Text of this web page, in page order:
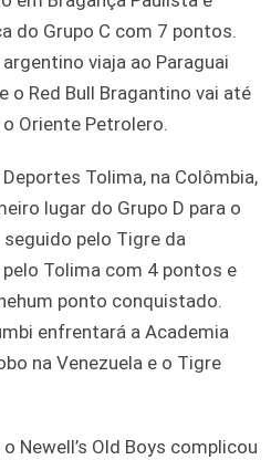
do Grupo C com 7 pontos.
viaja ao Paraguai
o Red Bull Bragantino vai até
Oriente Petrolero.
Tolima, na Colômbia,
lugar do Grupo D para o
pelo Tigre da
Tolima com 4 pontos e
ponto conquistado.
enfrentará a Academia
na Venezuela e o Tigre
Newell’s Old Boys complicou